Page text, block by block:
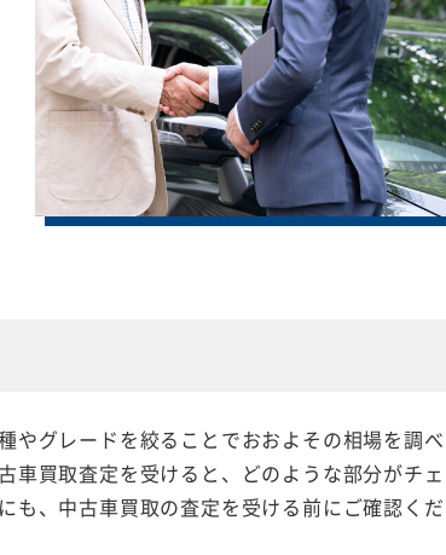
やグレードを絞ることでおおよその相場を調
車買取査定を受けると、どのような部分がチ
も、中古車買取の査定を受ける前にご確認く